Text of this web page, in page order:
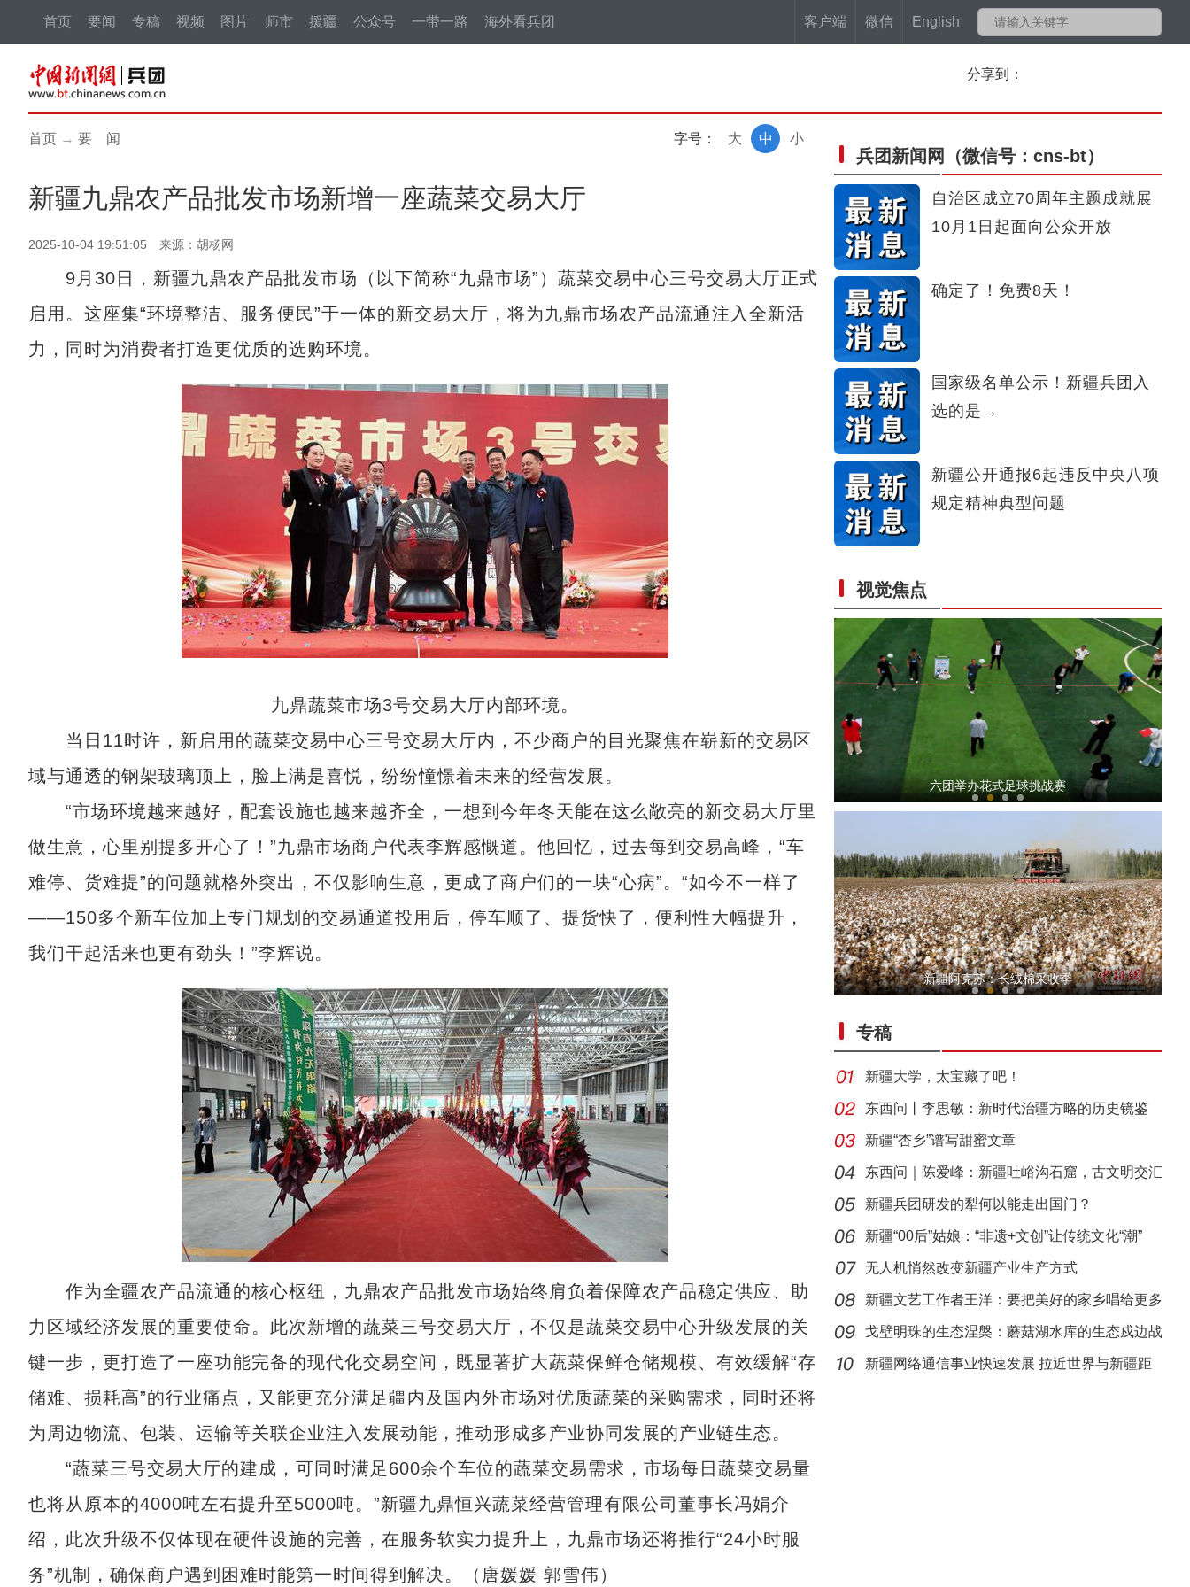
客户端 微信 English
首页 要闻 专稿 视频 图片 师市 援疆 公众号 一带一路 海外看兵团
分享到：
首页 → 要 闻 字号： 小
中
大
新疆九鼎农产品批发市场新增一座蔬菜交易大厅
2025-10-04 19:51:05 来源：胡杨网
9月30日，新疆九鼎农产品批发市场（以下简称“九鼎市场”）蔬菜交易中心三号交易大厅正式
启用。这座集“环境整洁、服务便民”于一体的新交易大厅，将为九鼎市场农产品流通注入全新活
力，同时为消费者打造更优质的选购环境。
九鼎蔬菜市场3号交易大厅内部环境。
当日11时许，新启用的蔬菜交易中心三号交易大厅内，不少商户的目光聚焦在崭新的交易区
域与通透的钢架玻璃顶上，脸上满是喜悦，纷纷憧憬着未来的经营发展。
“市场环境越来越好，配套设施也越来越齐全，一想到今年冬天能在这么敞亮的新交易大厅里
做生意，心里别提多开心了！”九鼎市场商户代表李辉感慨道。他回忆，过去每到交易高峰，“车
难停、货难提”的问题就格外突出，不仅影响生意，更成了商户们的一块“心病”。“如今不一样了
——150多个新车位加上专门规划的交易通道投用后，停车顺了、提货快了，便利性大幅提升，
我们干起活来也更有劲头！”李辉说。
作为全疆农产品流通的核心枢纽，九鼎农产品批发市场始终肩负着保障农产品稳定供应、助
力区域经济发展的重要使命。此次新增的蔬菜三号交易大厅，不仅是蔬菜交易中心升级发展的关
键一步，更打造了一座功能完备的现代化交易空间，既显著扩大蔬菜保鲜仓储规模、有效缓解“存
储难、损耗高”的行业痛点，又能更充分满足疆内及国内外市场对优质蔬菜的采购需求，同时还将
为周边物流、包装、运输等关联企业注入发展动能，推动形成多产业协同发展的产业链生态。
“蔬菜三号交易大厅的建成，可同时满足600余个车位的蔬菜交易需求，市场每日蔬菜交易量
也将从原本的4000吨左右提升至5000吨。”新疆九鼎恒兴蔬菜经营管理有限公司董事长冯娟介
绍，此次升级不仅体现在硬件设施的完善，在服务软实力提升上，九鼎市场还将推行“24小时服
务”机制，确保商户遇到困难时能第一时间得到解决。（唐媛媛 郭雪伟）
兵团新闻网 （微信号：cns-bt）
自治区成立70周年主题成就展
10月1日起面向公众开放
确定了！免费8天！
国家级名单公示！新疆兵团入
选的是→
新疆公开通报6起违反中央八项
规定精神典型问题
视觉焦点
第一师六团西梅进入采摘期
镜头下的六团：从田间到地头，每颗作物都藏
六团举办花式足球挑战赛
【与你为邻】吉国马戏表演技师：这里的人和
镜头下的六团：从田间到地头，每颗作物都藏
新疆阿克苏：长绒棉采收季
专稿
新疆大学，太宝藏了吧！
东西问丨李思敏：新时代治疆方略的历史镜鉴
新疆“杏乡”谱写甜蜜文章
东西问｜陈爱峰：新疆吐峪沟石窟，古文明交汇
见证
新疆兵团研发的犁何以能走出国门？
新疆“00后”姑娘：“非遗+文创”让传统文化“潮”
无人机悄然改变新疆产业生产方式
新疆文艺工作者王洋：要把美好的家乡唱给更多
人听
戈壁明珠的生态涅槃：蘑菇湖水库的生态戍边战
新疆网络通信事业快速发展 拉近世界与新疆距